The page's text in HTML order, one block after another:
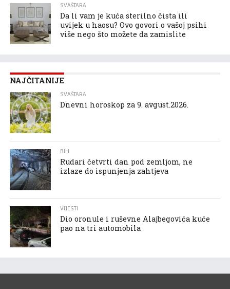
SVAŠTARA
Da li vam je kuća sterilno čista ili
uvijek u haosu? Ovo govori o vašoj psihi
više nego što možete da zamislite
NAJČITANIJE
SVAŠTARA
Dnevni horoskop za 9. avgust.2026.
BIH
Rudari četvrti dan pod zemljom, ne
izlaze do ispunjenja zahtjeva
VIJESTI
Dio oronule i ruševne Alajbegovića kuće
pao na tri automobila